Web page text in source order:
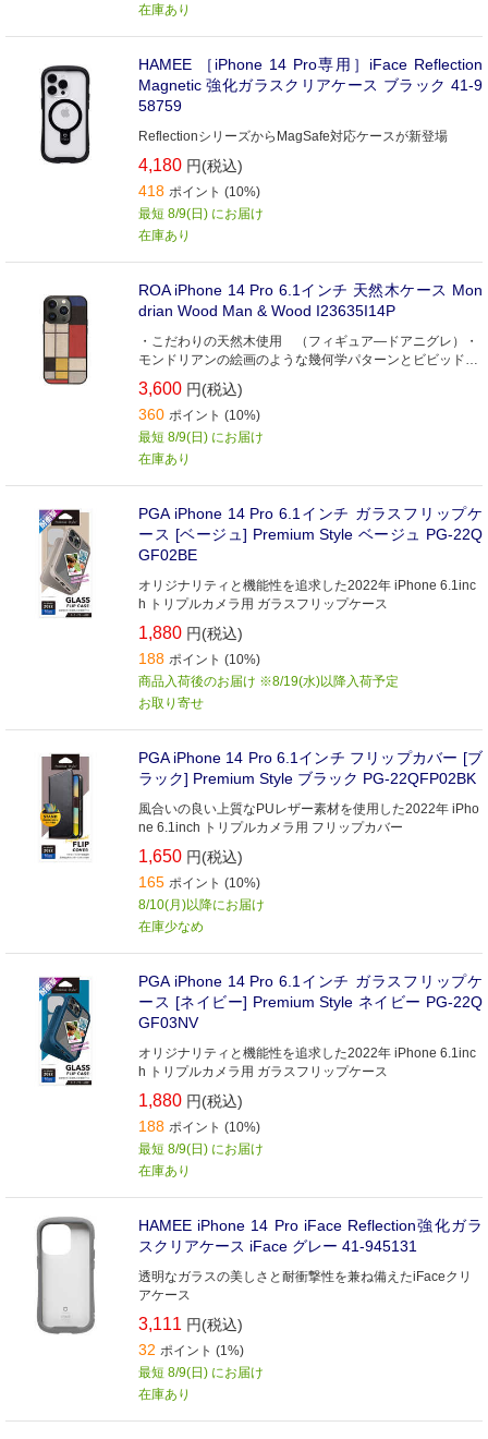
在庫あり
HAMEE ［iPhone 14 Pro専用］iFace Reflection
Magnetic 強化ガラスクリアケース ブラック 41-9
58759
ReflectionシリーズからMagSafe対応ケースが新登場
4,180 円(税込)
418 ポイント (10%)
最短 8/9(日) にお届け
在庫あり
ROA iPhone 14 Pro 6.1インチ 天然木ケース Mon
drian Wood Man & Wood I23635I14P
・こだわりの天然木使用 （フィギュア―ドアニグレ）・
モンドリアンの絵画のような幾何学パターンとビビッドカ
ラー・ハイブリッドはめ枠で着脱しやすい
3,600 円(税込)
360 ポイント (10%)
最短 8/9(日) にお届け
在庫あり
PGA iPhone 14 Pro 6.1インチ ガラスフリップケ
ース [ベージュ] Premium Style ベージュ PG-22Q
GF02BE
オリジナリティと機能性を追求した2022年 iPhone 6.1inc
h トリプルカメラ用 ガラスフリップケース
1,880 円(税込)
188 ポイント (10%)
商品入荷後のお届け ※8/19(水)以降入荷予定
お取り寄せ
PGA iPhone 14 Pro 6.1インチ フリップカバー [ブ
ラック] Premium Style ブラック PG-22QFP02BK
風合いの良い上質なPUレザー素材を使用した2022年 iPho
ne 6.1inch トリプルカメラ用 フリップカバー
1,650 円(税込)
165 ポイント (10%)
8/10(月)以降にお届け
在庫少なめ
PGA iPhone 14 Pro 6.1インチ ガラスフリップケ
ース [ネイビー] Premium Style ネイビー PG-22Q
GF03NV
オリジナリティと機能性を追求した2022年 iPhone 6.1inc
h トリプルカメラ用 ガラスフリップケース
1,880 円(税込)
188 ポイント (10%)
最短 8/9(日) にお届け
在庫あり
HAMEE iPhone 14 Pro iFace Reflection強化ガラ
スクリアケース iFace グレー 41-945131
透明なガラスの美しさと耐衝撃性を兼ね備えたiFaceクリ
アケース
3,111 円(税込)
32 ポイント (1%)
最短 8/9(日) にお届け
在庫あり